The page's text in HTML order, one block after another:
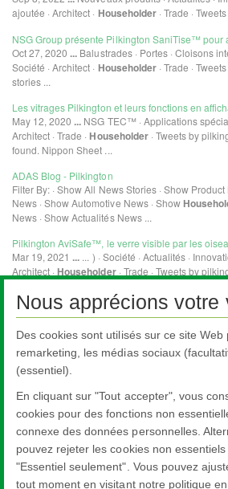
Nous apprécions votre
Des cookies sont utilisés sur ce site Web
remarketing, les médias sociaux
(essentiel).
En cliquant sur "Tout accepter", vous
cookies pour des fonctions non
connexe des données personnelles.
pouvez rejeter les cookies non
"Essentiel seulement". Vous pouvez
tout moment en visitant notre politique